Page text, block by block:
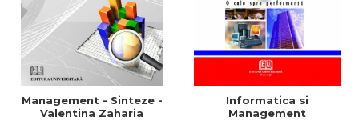
Management - Sinteze -
Valentina Zaharia
Informatica si
Management